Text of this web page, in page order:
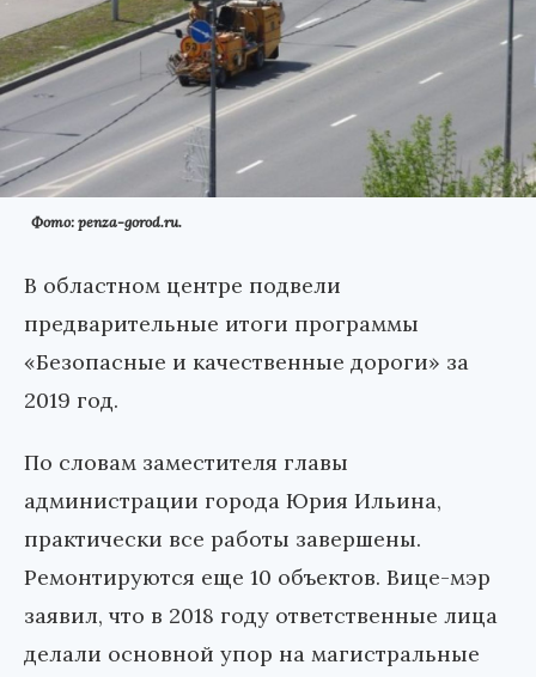
Фото: penza-gorod.ru.
В областном центре подвели
предварительные итоги программы
«Безопасные и качественные дороги» за
2019 год.
По словам заместителя главы
администрации города Юрия Ильина,
практически все работы завершены.
Ремонтируются еще 10 объектов. Вице-мэр
заявил, что в 2018 году ответственные лица
делали основной упор на магистральные